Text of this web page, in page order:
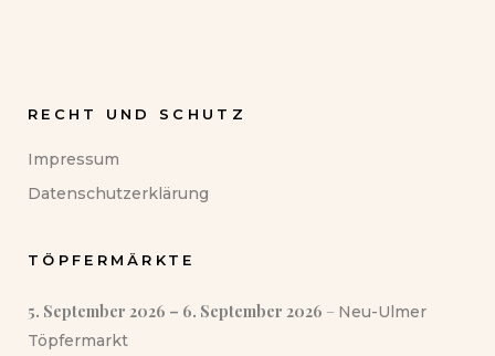
RECHT UND SCHUTZ
Impressum
Datenschutzerklärung
TÖPFERMÄRKTE
5. September 2026 – 6. September 2026 – Neu-Ulmer
Töpfermarkt